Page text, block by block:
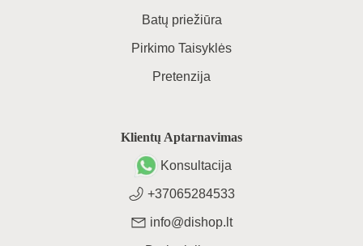
Batų priežiūra
Pirkimo Taisyklės
Pretenzija
Klientų Aptarnavimas
Konsultacija
+37065284533
info@dishop.lt